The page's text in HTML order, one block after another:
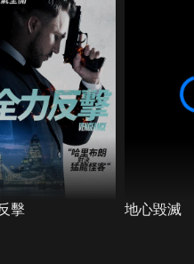
止它的陰謀。這簡直
好有幽靈黨的內應，
龐德才屢屢躲過敵人
。
擊 地心毀滅